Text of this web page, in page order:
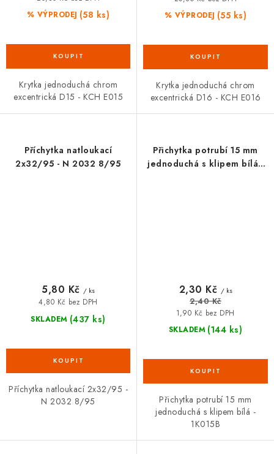
% VÝPRODEJ (58 ks)
Krytka jednoduchá chrom
excentrická D15 - KCH E015
% VÝPRODEJ (55 ks)
Krytka jednoduchá chrom
excentrická D16 - KCH E016
Příchytka natloukací
2x32/95 - N 2032 8/95
SKLADEM (437 ks)
4,80 Kč bez DPH
5,80 Kč / ks
Příchytka natloukací 2x32/95 -
N 2032 8/95
Přichytka potrubí 15 mm
jednoduchá s klipem bílá -
SKLADEM (144 ks)
1,90 Kč bez DPH
2,30 Kč / ks
2,40 Kč
Přichytka potrubí 15 mm
jednoduchá s klipem bílá -
1K015B